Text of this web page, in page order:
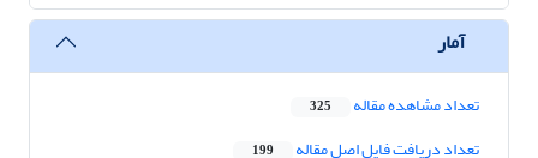
آمار
تعداد مشاهده مقاله 325
تعداد دریافت فایل اصل مقاله 199